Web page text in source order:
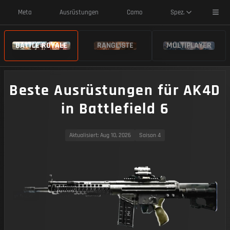
Meta Ausrüstungen Camo Spez.
BATTLE ROYALE RANGLISTE MULTIPLAYER
Beste Ausrüstungen für AK4D
in Battlefield 6
Aktualisiert: Aug 10, 2026 Saison 4